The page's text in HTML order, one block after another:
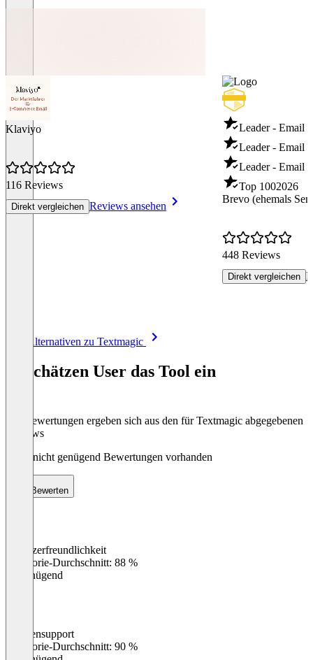
Klaviyo
116 Reviews
Direkt vergleichen Reviews ansehen
Leader - Email
Leader - Email
Leader - Email
Top 1002026
Brevo (ehemals
448 Reviews
Direkt vergleichen
Alle Alternativen zu Textmagic
So schätzen User das Tool ein
Die Bewertungen ergeben sich aus den für Textmagic abgegebenen
Reviews
Noch nicht genügend Bewertungen vorhanden
Bewerten
Benutzerfreundlichkeit
Kategorie-Durchschnitt: 88 %
Ungenügend
Kundensupport
Kategorie-Durchschnitt: 90 %